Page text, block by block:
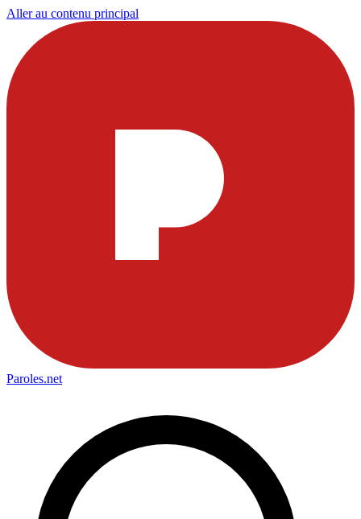
Aller au contenu principal
Paroles.net